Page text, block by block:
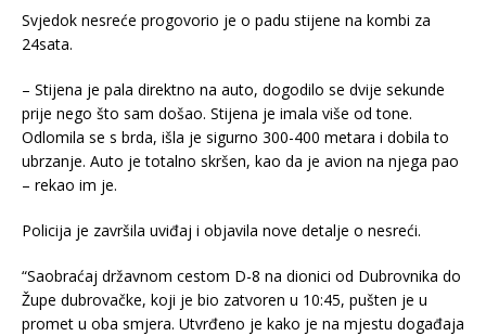
Svjedok nesreće progovorio je o padu stijene na kombi za
24sata.
– Stijena je pala direktno na auto, dogodilo se dvije sekunde
prije nego što sam došao. Stijena je imala više od tone.
Odlomila se s brda, išla je sigurno 300-400 metara i dobila to
ubrzanje. Auto je totalno skršen, kao da je avion na njega pao
– rekao im je.
Policija je završila uviđaj i objavila nove detalje o nesreći.
“Saobraćaj državnom cestom D-8 na dionici od Dubrovnika do
Župe dubrovačke, koji je bio zatvoren u 10:45, pušten je u
promet u oba smjera. Utvrđeno je kako je na mjestu događaja